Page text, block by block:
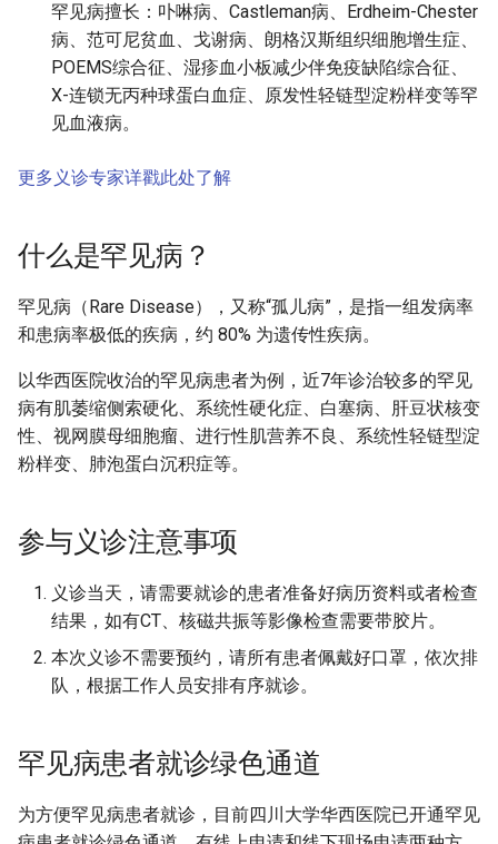
罕见病擅长：卟啉病、Castleman病、Erdheim-Chester
病、范可尼贫血、戈谢病、朗格汉斯组织细胞增生症、
POEMS综合征、湿疹血小板减少伴免疫缺陷综合征、
X-连锁无丙种球蛋白血症、原发性轻链型淀粉样变等罕
见血液病。
更多义诊专家详戳此处了解
什么是罕见病？
罕见病（Rare Disease），又称“孤儿病”，是指一组发病率
和患病率极低的疾病，约 80% 为遗传性疾病。
以华西医院收治的罕见病患者为例，近7年诊治较多的罕见
病有肌萎缩侧索硬化、系统性硬化症、白塞病、肝豆状核变
性、视网膜母细胞瘤、进行性肌营养不良、系统性轻链型淀
粉样变、肺泡蛋白沉积症等。
参与义诊注意事项
义诊当天，请需要就诊的患者准备好病历资料或者检查
结果，如有CT、核磁共振等影像检查需要带胶片。
本次义诊不需要预约，请所有患者佩戴好口罩，依次排
队，根据工作人员安排有序就诊。
罕见病患者就诊绿色通道
为方便罕见病患者就诊，目前四川大学华西医院已开通罕见